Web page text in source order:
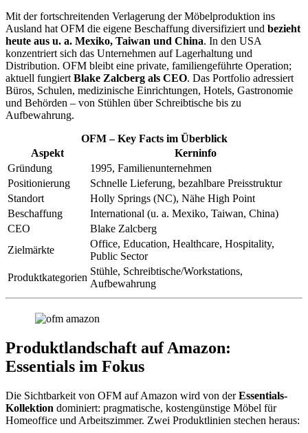
Mit der fortschreitenden Verlagerung der Möbelproduktion ins
Ausland hat OFM die eigene Beschaffung diversifiziert und bezieht
heute aus u. a. Mexiko, Taiwan und China. In den USA
konzentriert sich das Unternehmen auf Lagerhaltung und
Distribution. OFM bleibt eine private, familiengeführte Operation;
aktuell fungiertBlake Zalcberg als CEO. Das Portfolio adressiert
Büros, Schulen, medizinische Einrichtungen, Hotels, Gastronomie
und Behörden – von Stühlen über Schreibtische bis zu
Aufbewahrung.
OFM – Key Facts im Überblick
Aspekt
Kerninfo
Gründung
1995, Familienunternehmen
Positionierung
Schnelle Lieferung, bezahlbare Preisstruktur
Standort
Holly Springs (NC), Nähe High Point
Beschaffung
International (u. a. Mexiko, Taiwan, China)
CEO
Blake Zalcberg
Zielmärkte
Office, Education, Healthcare, Hospitality,
Public Sector
Produktkategorien
Stühle, Schreibtische/Workstations,
Aufbewahrung
Produktlandschaft auf Amazon:
Essentials im Fokus
Die Sichtbarkeit von OFM auf Amazon wird von derEssentials-
Kollektion dominiert: pragmatische, kostengünstige Möbel für
Homeoffice und Arbeitszimmer. Zwei Produktlinien stechen heraus: